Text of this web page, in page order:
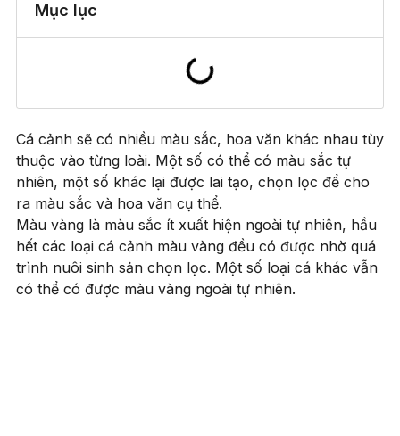
Mục lục
Cá cảnh sẽ có nhiều màu sắc, hoa văn khác nhau tùy
thuộc vào từng loài. Một số có thể có màu sắc tự
nhiên, một số khác lại được lai tạo, chọn lọc để cho
ra màu sắc và hoa văn cụ thể.
Màu vàng là màu sắc ít xuất hiện ngoài tự nhiên, hầu
hết các loại cá cảnh màu vàng đều có được nhờ quá
trình nuôi sinh sản chọn lọc. Một số loại cá khác vẫn
có thể có được màu vàng ngoài tự nhiên.